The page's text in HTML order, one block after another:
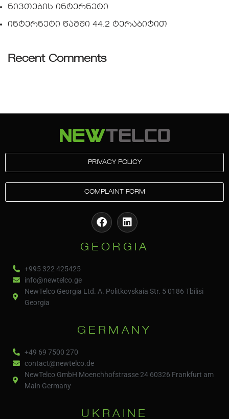
ნივთების ინტერნეტი
ინტერნეტი წამში 44.2 ტერაბიტით
Recent Comments
PRIVACY POLICY
COMPLAINT FORM
GEORGIA
+995 322 425425
info@newtelco.ge
NewTelco Georgia Ltd. A. Politkovskaia Str. 5 0186 Tbilisi
Georgia
GERMANY
+49 69 7500 270
contact@newtelco.de
NewTelco GmbH Moenchhofstrasse 24 60326 Frankfurt am
Main Germany
UKRAINE